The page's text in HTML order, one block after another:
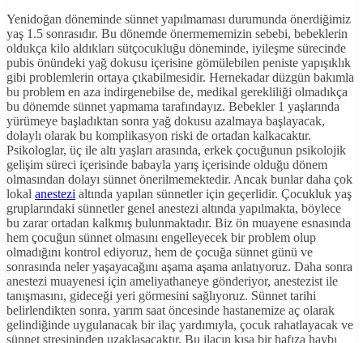
Yenidoğan döneminde sünnet yapılmaması durumunda önerdiğimiz
yaş 1.5 sonrasıdır. Bu dönemde önermememizin sebebi, bebeklerin
oldukça kilo aldıkları sütçocukluğu döneminde, iyileşme sürecinde
pubis önündeki yağ dokusu içerisine gömülebilen peniste yapışıklık
gibi problemlerin ortaya çıkabilmesidir. Hernekadar düzgün bakımla
bu problem en aza indirgenebilse de, medikal gerekliliği olmadıkça
bu dönemde sünnet yapmama tarafındayız. Bebekler 1 yaşlarında
yürümeye başladıktan sonra yağ dokusu azalmaya başlayacak,
dolaylı olarak bu komplikasyon riski de ortadan kalkacaktır.
Psikologlar, üç ile altı yaşları arasında, erkek çocuğunun psikolojik
gelişim süreci içerisinde babayla yarış içerisinde olduğu dönem
olmasından dolayı sünnet önerilmemektedir. Ancak bunlar daha çok
lokal anestezi altında yapılan sünnetler için geçerlidir. Çocukluk yaş
gruplarındaki sünnetler genel anestezi altında yapılmakta, böylece
bu zarar ortadan kalkmış bulunmaktadır. Biz ön muayene esnasında
hem çocuğun sünnet olmasını engelleyecek bir problem olup
olmadığını kontrol ediyoruz, hem de çocuğa sünnet günü ve
sonrasında neler yaşayacağını aşama aşama anlatıyoruz. Daha sonra
anestezi muayenesi için ameliyathaneye gönderiyor, anestezist ile
tanışmasını, gideceği yeri görmesini sağlıyoruz. Sünnet tarihi
belirlendikten sonra, yarım saat öncesinde hastanemize aç olarak
gelindiğinde uygulanacak bir ilaç yardımıyla, çocuk rahatlayacak ve
sünnet stresininden uzaklaşacaktır. Bu ilacın kısa bir hafıza haybı